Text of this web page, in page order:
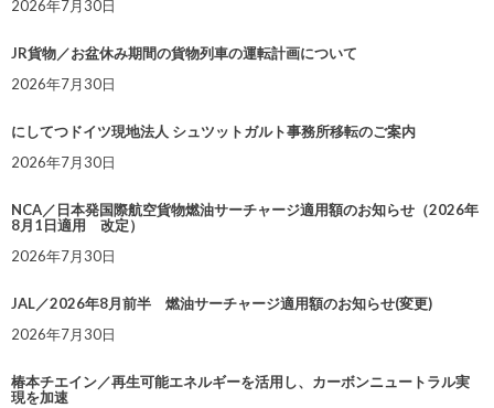
2026年7月30日
JR貨物／お盆休み期間の貨物列車の運転計画について
2026年7月30日
にしてつドイツ現地法人 シュツットガルト事務所移転のご案内
2026年7月30日
NCA／日本発国際航空貨物燃油サーチャージ適用額のお知らせ（2026年
8月1日適用 改定）
2026年7月30日
JAL／2026年8月前半 燃油サーチャージ適用額のお知らせ(変更)
2026年7月30日
椿本チエイン／再生可能エネルギーを活用し、カーボンニュートラル実
現を加速